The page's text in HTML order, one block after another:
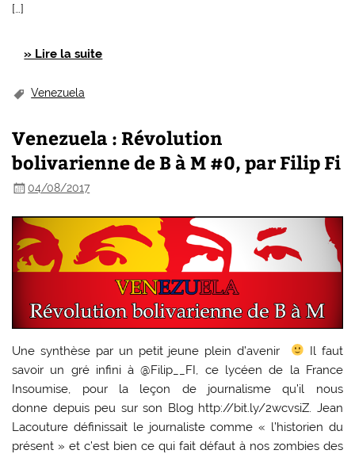
[…]
» Lire la suite
Venezuela
Venezuela : Révolution
bolivarienne de B à M #0, par Filip Fi
04/08/2017
Une synthèse par un petit jeune plein d’avenir
Il faut
savoir un gré infini à @Filip__FI, ce lycéen de la France
Insoumise, pour la leçon de journalisme qu’il nous
donne depuis peu sur son Blog http://bit.ly/2wcvsiZ. Jean
Lacouture définissait le journaliste comme « l’historien du
présent » et c’est bien ce qui fait défaut à nos zombies des